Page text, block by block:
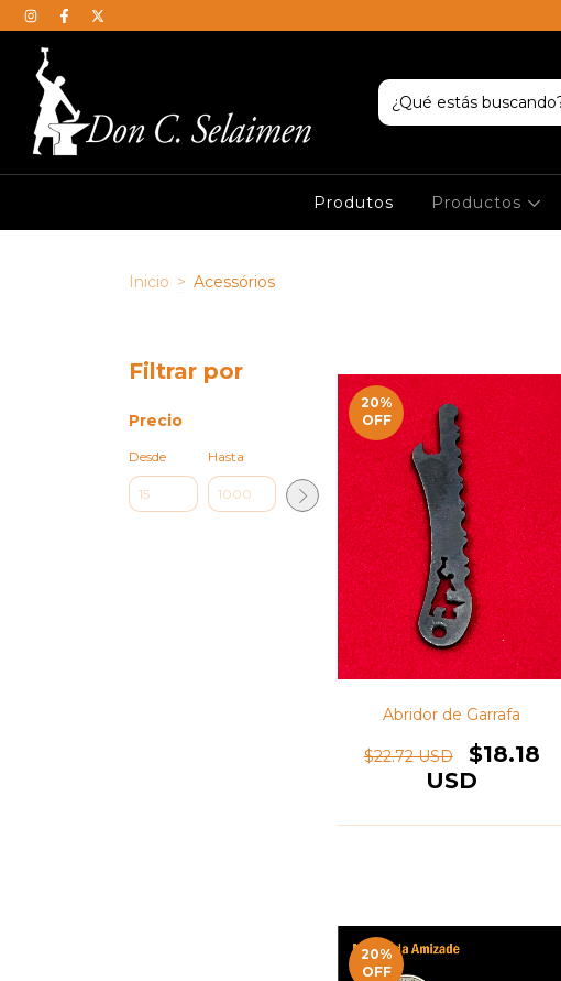
Produtos Productos
Inicio > Acessórios
Filtrar por
Precio
Desde Hasta
20%
OFF
Abridor de Garrafa
$22.72 USD
$18.18
USD
20%
OFF